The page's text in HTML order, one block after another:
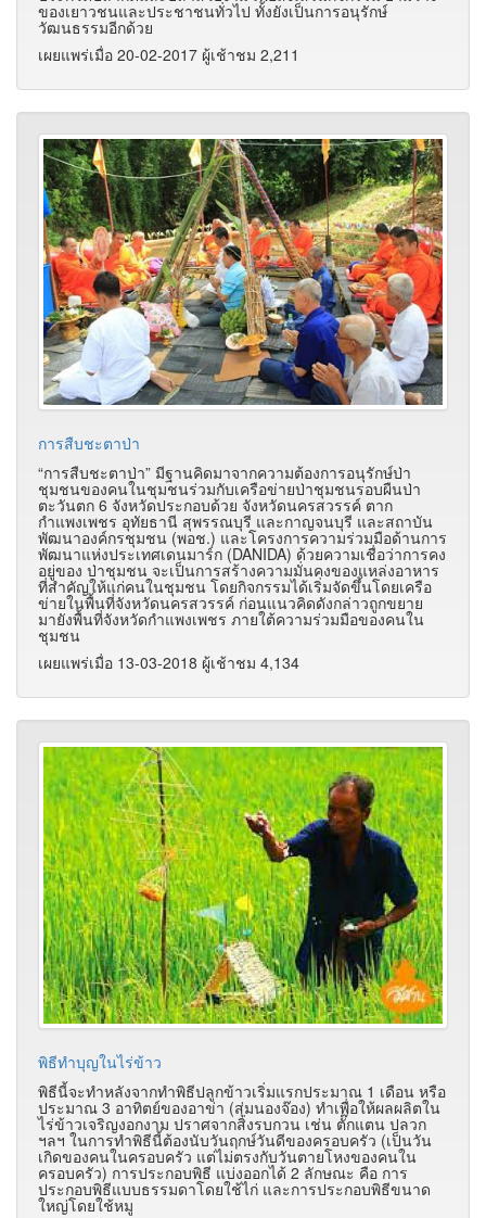
ของเยาวชนและประชาชนทั่วไป ทั้งยังเป็นการอนุรักษ์
วัฒนธรรมอีกด้วย
เผยแพร่เมื่อ 20-02-2017 ผู้เช้าชม 2,211
การสืบชะตาป่า
“การสืบชะตาป่า” มีฐานคิดมาจากความต้องการอนุรักษ์ป่า
ชุมชนของคนในชุมชนร่วมกับเครือข่ายป่าชุมชนรอบผืนป่า
ตะวันตก 6 จังหวัดประกอบด้วย จังหวัดนครสวรรค์ ตาก
กำแพงเพชร อุทัยธานี สุพรรณบุรี และกาญจนบุรี และสถาบัน
พัฒนาองค์กรชุมชน (พอช.) และโครงการความร่วมมือด้านการ
พัฒนาแห่งประเทศเดนมาร์ก (DANIDA) ด้วยความเชื่อว่าการคง
อยู่ของ ป่าชุมชน จะเป็นการสร้างความมั่นคงของแหล่งอาหาร
ที่สำคัญให้แก่คนในชุมชน โดยกิจกรรมได้เริ่มจัดขึ้นโดยเครือ
ข่ายในพื้นที่จังหวัดนครสวรรค์ ก่อนแนวคิดดังกล่าวถูกขยาย
มายังพื้นที่จังหวัดกำแพงเพชร ภายใต้ความร่วมมือของคนใน
ชุมชน
เผยแพร่เมื่อ 13-03-2018 ผู้เช้าชม 4,134
พิธีทำบุญในไร่ข้าว
พิธีนี้จะทำหลังจากทำพิธีปลูกข้าวเริ่มแรกประมาณ 1 เดือน หรือ
ประมาณ 3 อาทิตย์ของอาข่า (สุ่มนองจ๊อง) ทำเพื่อให้ผลผลิตใน
ไร่ข้าวเจริญงอกงาม ปราศจากสิ่งรบกวน เช่น ตั๊กแตน ปลวก
ฯลฯ ในการทำพิธีนี้ต้องนับวันฤกษ์วันดีของครอบครัว (เป็นวัน
เกิดของคนในครอบครัว แต่ไม่ตรงกับวันตายโหงของคนใน
ครอบครัว) การประกอบพิธี แบ่งออกได้ 2 ลักษณะ คือ การ
ประกอบพิธีแบบธรรมดาโดยใช้ไก่ และการประกอบพิธีขนาด
ใหญ่โดยใช้หมู